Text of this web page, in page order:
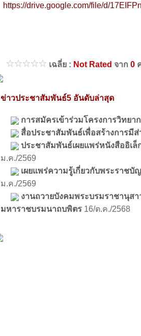
https://drive.google.com/file/d/
เฉลี่ย : Not Rated จาก 0
ข่าวประชาสัมพันธ์5 อันดับล่าสุด
การสมัครเข้าร่วมโครงการวิทยา
สื่อประชาสัมพันธ์เพื่อสร้างการมีส่
ประชาสัมพันธ์เผยแพร่หนังสืออิเ
ม.ค./2569
เผยแพร่ความรู้เกี่ยวกับพระราช
ม.ค./2569
งานถวายบังคมพระบรมราชานุส
มหาราชบรมนาถบพิตร 16/ต.ค./2568